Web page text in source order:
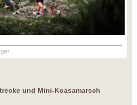
und Mini-Koasamarsch